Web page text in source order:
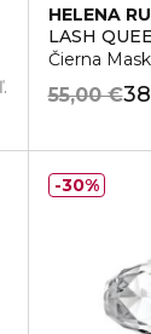
HELENA
LASH
Čierna
55,00 €
30%